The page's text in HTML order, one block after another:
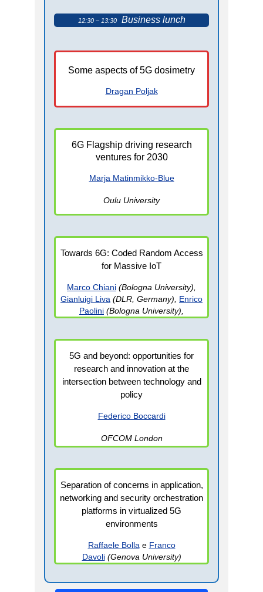
12:30 – 13:30Business lunch
Some aspects of 5G dosimetry
Dragan Poljak
6G Flagship driving research
ventures for 2030
Marja Matinmikko-Blue
Oulu University
Towards 6G: Coded Random Access
for Massive IoT
Marco Chiani (Bologna University),
Gianluigi Liva (DLR, Germany), Enrico
Paolini (Bologna University),
5G and beyond: opportunities for
research and innovation at the
intersection between technology and
policy
Federico Boccardi
OFCOM London
Separation of concerns in application,
networking and security orchestration
platforms in virtualized 5G
environments
Raffaele Bolla e Franco
Davoli(Genova University)